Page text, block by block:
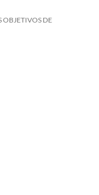
OBJETIVOS DE